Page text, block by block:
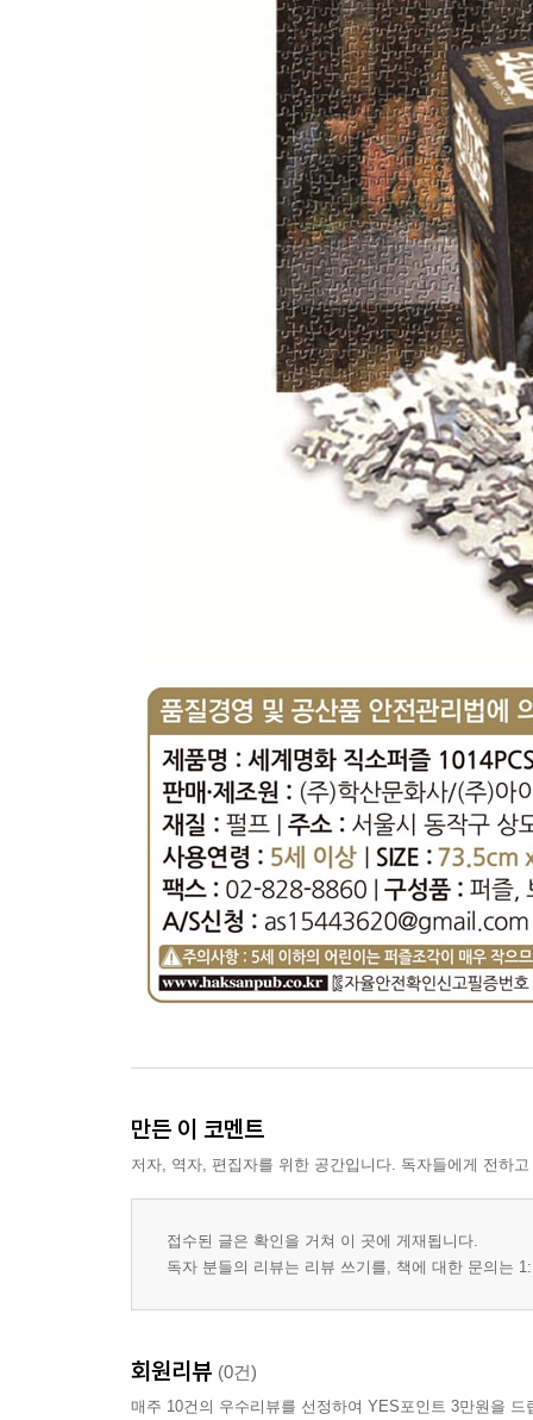
만든 이 코멘트
저자, 역자, 편집자를 위한 공간입니다. 독자들에게 전하
접수된 글은 확인을 거쳐 이 곳에 게재됩니다.
독자 분들의 리뷰는 리뷰 쓰기를, 책에 대한 문의는
회원리뷰 (0건)
매주 10건의 우수리뷰를 선정하여 YES포인트 3만원을 드